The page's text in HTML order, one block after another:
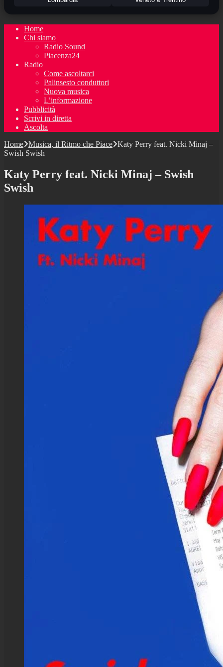
Home
Chi siamo
Radio Sound
Piacenza24
Radio
Come ascoltarci
Palinsesto conduttori
Nuova musica
L’informazione
Pubblicità
Scrivi in diretta
Ascolta
Home Musica, il Ritmo che Piace Katy Perry feat. Nicki Minaj –
Swish Swish
Katy Perry feat. Nicki Minaj – Swish
Swish